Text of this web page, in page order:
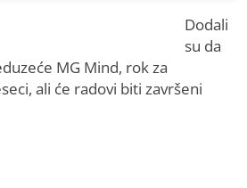
Dodali
su da
MG Mind, rok za
ali će radovi biti završeni